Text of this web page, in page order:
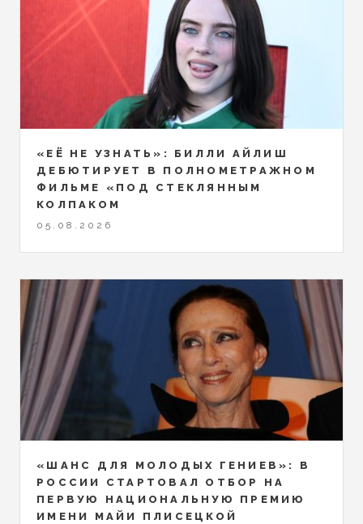
«ЕЁ НЕ УЗНАТЬ»: БИЛЛИ АЙЛИШ
ДЕБЮТИРУЕТ В ПОЛНОМЕТРАЖНОМ
ФИЛЬМЕ «ПОД СТЕКЛЯННЫМ
КОЛПАКОМ
05.08.2026
«ШАНС ДЛЯ МОЛОДЫХ ГЕНИЕВ»: В
РОССИИ СТАРТОВАЛ ОТБОР НА
ПЕРВУЮ НАЦИОНАЛЬНУЮ ПРЕМИЮ
ИМЕНИ МАЙИ ПЛИСЕЦКОЙ